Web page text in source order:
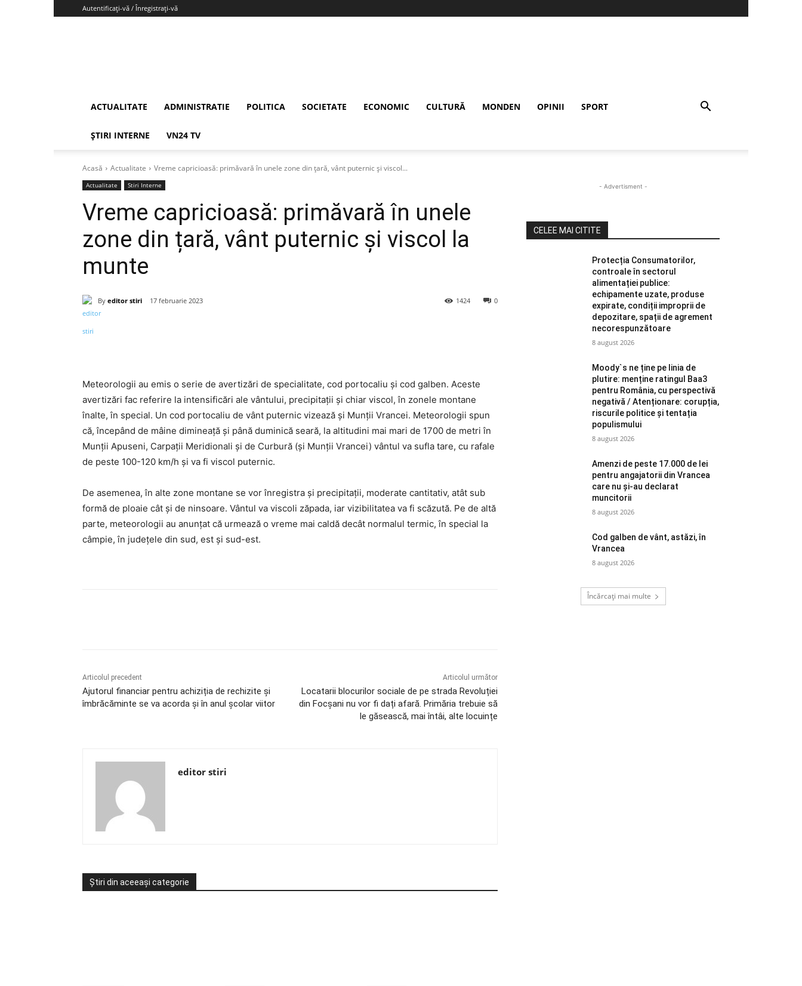
Autentificați-vă / Înregistrați-vă
ACTUALITATE ADMINISTRATIE POLITICA SOCIETATE ECONOMIC CULTURĂ MONDEN OPINII SPORT
ȘTIRI INTERNE VN24 TV
Acasă Actualitate Vreme capricioasă: primăvară în unele zone din țară, vânt puternic și viscol...
Actualitate Stiri Interne
Vreme capricioasă: primăvară în unele
zone din țară, vânt puternic și viscol la
munte
By editor stiri 17 februarie 2023 0
1424
Meteorologii au emis o serie de avertizări de specialitate, cod portocaliu și cod galben. Aceste
avertizări fac referire la intensificări ale vântului, precipitații și chiar viscol, în zonele montane
înalte, în special. Un cod portocaliu de vânt puternic vizează și Munții Vrancei. Meteorologii spun
că, începând de mâine dimineață și până duminică seară, la altitudini mai mari de 1700 de metri în
Munții Apuseni, Carpații Meridionali și de Curbură (și Munții Vrancei) vântul va sufla tare, cu rafale
de peste 100-120 km/h și va fi viscol puternic.
De asemenea, în alte zone montane se vor înregistra și precipitații, moderate cantitativ, atât sub
formă de ploaie cât și de ninsoare. Vântul va viscoli zăpada, iar vizibilitatea va fi scăzută. Pe de altă
parte, meteorologii au anunțat că urmează o vreme mai caldă decât normalul termic, în special la
câmpie, în județele din sud, est și sud-est.
Articolul precedent
Ajutorul financiar pentru achiziția de rechizite și
îmbrăcăminte se va acorda și în anul școlar viitor
Articolul următor
Locatarii blocurilor sociale de pe strada Revoluției
din Focșani nu vor fi dați afară. Primăria trebuie să
le găsească, mai întâi, alte locuințe
editor stiri
Știri din aceeași categorie
- Advertisment -
CELEE MAI CITITE
Protecția Consumatorilor,
controale în sectorul
alimentației publice:
echipamente uzate, produse
expirate, condiții improprii de
depozitare, spații de agrement
necorespunzătoare
8 august 2026
Moody`s ne ține pe linia de
plutire: menține ratingul Baa3
pentru România, cu perspectivă
negativă / Atenționare: corupția,
riscurile politice și tentația
populismului
8 august 2026
Amenzi de peste 17.000 de lei
pentru angajatorii din Vrancea
care nu și-au declarat
muncitorii
8 august 2026
Cod galben de vânt, astăzi, în
Vrancea
8 august 2026
Încărcați mai multe